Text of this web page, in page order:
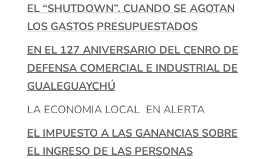
EL “SHUTDOWN”. CUANDO SE AGOTAN
LOS GASTOS PRESUPUESTADOS
EN EL 127 ANIVERSARIO DEL CENRO DE
DEFENSA COMERCIAL E INDUSTRIAL DE
GUALEGUAYCHÚ
LA ECONOMIA LOCAL EN ALERTA
EL IMPUESTO A LAS GANANCIAS SOBRE
EL INGRESO DE LAS PERSONAS